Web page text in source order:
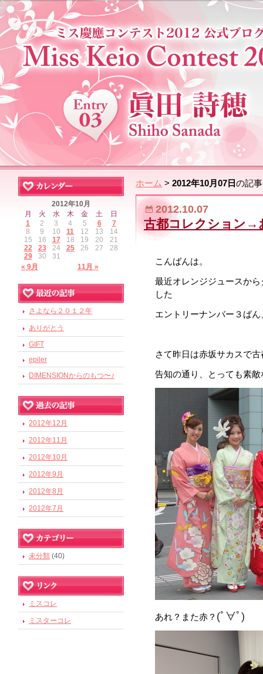
ホーム > 2012年10月07日の記
2012.10.07
古都コレクション→
こんばんは。
最近オレンジジュースか
した
エントリーナンバー３ば
さて昨日は赤坂サカスで
告知の通り、とっても素
あれ？また赤？ (ﾟ∀ﾟ)
2012年10月
月
火 水 木 金 土 日
« 9月 11月 »
1 2 3 4 5 6
7
8
9 10 11 12 13
14
15
16 17 18 19 20
21
22
23 24 25 26 27
28
29
30 31
さよなら２０１２年
ありがとう
GIFT
epiler
DIMENSIONからのもつ〜♪
2012年12月
2012年11月
2012年10月
2012年9月
2012年8月
2012年7月
未分類 (40)
ミスコレ
ミスターコレ